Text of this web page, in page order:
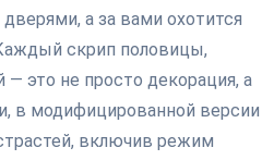
а за вами охотится
скрип половицы,
это не просто декорация, а
в модифицированной версии
включив режим